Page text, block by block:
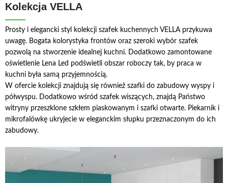
Kolekcja VELLA
Prosty i elegancki styl kolekcji szafek kuchennych VELLA przykuwa
uwagę. Bogata kolorystyka frontów oraz szeroki wybór szafek
pozwolą na stworzenie idealnej kuchni. Dodatkowo zamontowane
oświetlenie Lena Led podświetli obszar roboczy tak, by praca w
kuchni była samą przyjemnością.
W ofercie kolekcji znajdują się również szafki do zabudowy wyspy i
półwyspu. Dodatkowo wśród szafek wiszących, znajdą Państwo
witryny przeszklone szkłem piaskowanym i szafki otwarte. Piekarnik i
mikrofalówkę ukryjecie w eleganckim słupku przeznaczonym do ich
zabudowy.